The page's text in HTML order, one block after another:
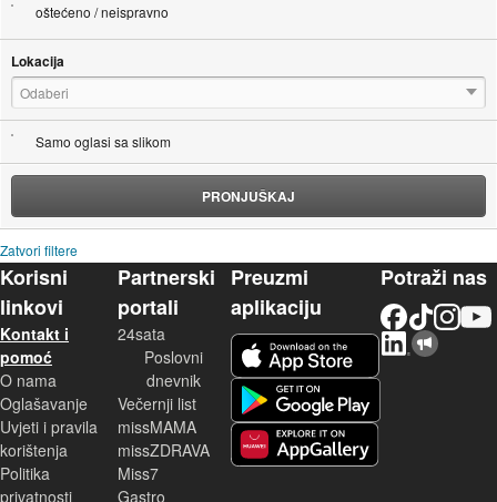
oštećeno / neispravno
Lokacija
Odaberi
Samo oglasi sa slikom
PRONJUŠKAJ
Zatvori filtere
Korisni
linkovi
Kontakt i
pomoć
O nama
Oglašavanje
Uvjeti i pravila
korištenja
Politika
privatnosti
Partnerski
portali
24sata
Poslovni
dnevnik
Večernji list
missMAMA
missZDRAVA
Miss7
Gastro
Preuzmi
aplikaciju
Potraži nas